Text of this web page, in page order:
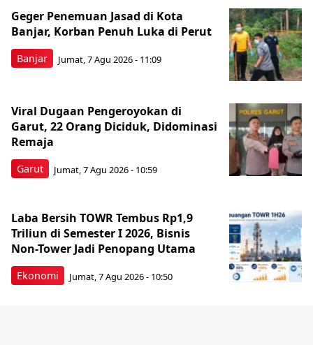
Banjar
Geger Penemuan Jasad di Kota
Banjar, Korban Penuh Luka di Perut
Jumat, 7 Agu 2026 - 11:09
Garut
Viral Dugaan Pengeroyokan di
Garut, 22 Orang Diciduk, Didominasi
Remaja
Jumat, 7 Agu 2026 - 10:59
Ekonomi
Laba Bersih TOWR Tembus Rp1,9
Triliun di Semester I 2026, Bisnis
Non-Tower Jadi Penopang Utama
Jumat, 7 Agu 2026 - 10:50